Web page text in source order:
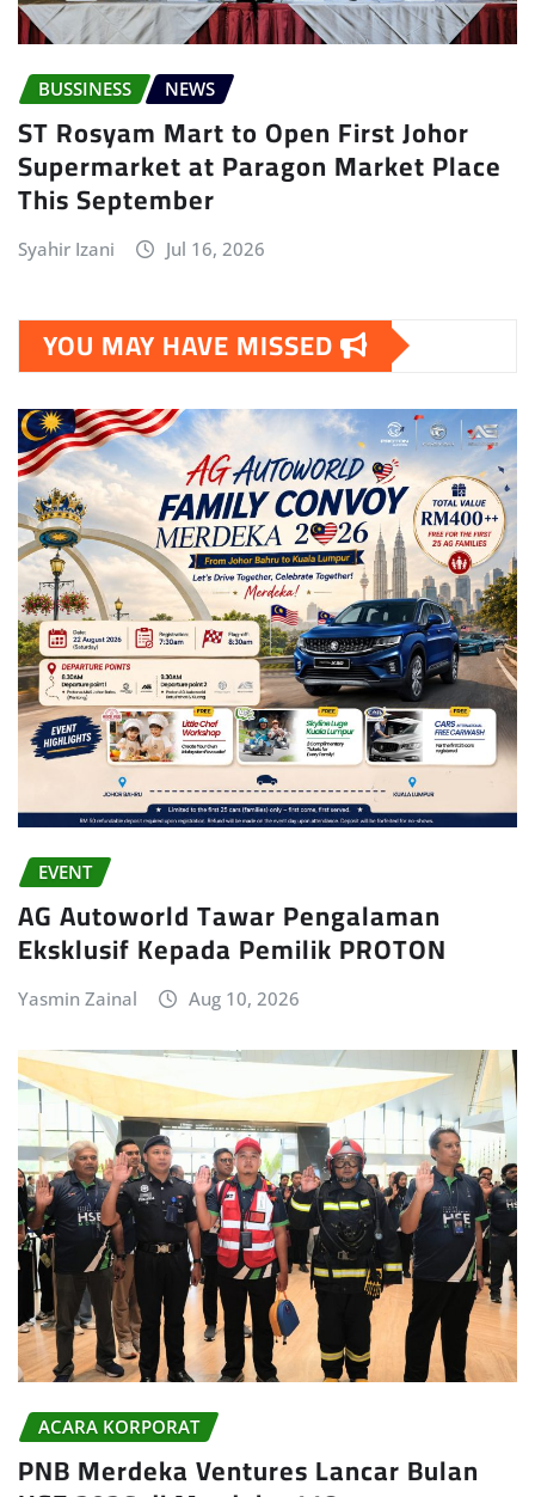
BUSSINESS NEWS
ST Rosyam Mart to Open First Johor
Supermarket at Paragon Market Place
This September
Syahir Izani Jul 16, 2026
YOU MAY HAVE MISSED
EVENT
AG Autoworld Tawar Pengalaman
Eksklusif Kepada Pemilik PROTON
Yasmin Zainal Aug 10, 2026
ACARA KORPORAT
PNB Merdeka Ventures Lancar Bulan